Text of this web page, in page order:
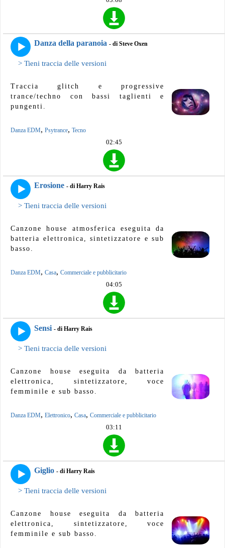
Danza della paranoia - di Steve Oxen
> Tieni traccia delle versioni
Traccia glitch e progressive
trance/techno con bassi taglienti e
pungenti.
Danza EDM, Psytrance, Tecno
02:45
Erosione - di Harry Rais
> Tieni traccia delle versioni
Canzone house atmosferica eseguita da
batteria elettronica, sintetizzatore e sub
basso.
Danza EDM, Casa, Commerciale e pubblicitario
04:05
Sensi - di Harry Rais
> Tieni traccia delle versioni
Canzone house eseguita da batteria
elettronica, sintetizzatore, voce
femminile e sub basso.
Danza EDM, Elettronico, Casa, Commerciale e pubblicitario
03:11
Giglio - di Harry Rais
> Tieni traccia delle versioni
Canzone house eseguita da batteria
elettronica, sintetizzatore, voce
femminile e sub basso.